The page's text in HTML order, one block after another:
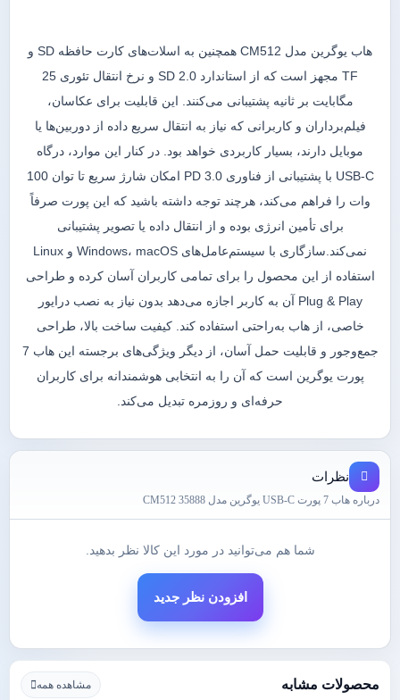
هاب یوگرین مدل CM512 همچنین به اسلات‌های کارت حافظه SD و
TF مجهز است که از استاندارد SD 2.0 و نرخ انتقال تئوری 25
مگابایت بر ثانیه پشتیبانی می‌کنند. این قابلیت برای عکاسان،
فیلم‌برداران و کاربرانی که نیاز به انتقال سریع داده از دوربین‌ها یا
موبایل دارند، بسیار کاربردی خواهد بود. در کنار این موارد، درگاه
USB-C با پشتیبانی از فناوری PD 3.0 امکان شارژ سریع تا توان 100
وات را فراهم می‌کند، هرچند توجه داشته باشید که این پورت صرفاً
برای تأمین انرژی بوده و از انتقال داده یا تصویر پشتیبانی
نمی‌کند.سازگاری با سیستم‌عامل‌های Windows، macOS و Linux
استفاده از این محصول را برای تمامی کاربران آسان کرده و طراحی
Plug & Play آن به کاربر اجازه می‌دهد بدون نیاز به نصب درایور
خاصی، از هاب به‌راحتی استفاده کند. کیفیت ساخت بالا، طراحی
جمع‌وجور و قابلیت حمل آسان، از دیگر ویژگی‌های برجسته این هاب 7
پورت یوگرین است که آن را به انتخابی هوشمندانه برای کاربران
حرفه‌ای و روزمره تبدیل می‌کند.
نظرات
درباره هاب 7 پورت USB-C یوگرین مدل CM512 35888
شما هم می‌توانید در مورد این کالا نظر بدهید.
افزودن نظر جدید
محصولات مشابه مشاهده همه